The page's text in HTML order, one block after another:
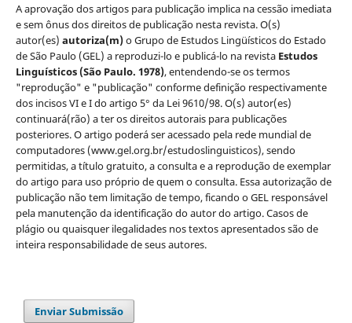
A aprovação dos artigos para publicação implica na cessão imediata
e sem ônus dos direitos de publicação nesta revista. O(s)
autor(es) autoriza(m)o Grupo de Estudos Lingüísticos do Estado
de São Paulo (GEL) a reproduzi-lo e publicá-lo na revista Estudos
Linguísticos(São Paulo. 1978), entendendo-se os termos
"reprodução" e "publicação" conforme definição respectivamente
dos incisos VI e I do artigo 5° da Lei 9610/98. O(s) autor(es)
continuará(rão) a ter os direitos autorais para publicações
posteriores. O artigo poderá ser acessado pela rede mundial de
computadores (www.gel.org.br/estudoslinguisticos), sendo
permitidas, a título gratuito, a consulta e a reprodução de exemplar
do artigo para uso próprio de quem o consulta. Essa autorização de
publicação não tem limitação de tempo, ficando o GEL responsável
pela manutenção da identificação do autor do artigo. Casos de
plágio ou quaisquer ilegalidades nos textos apresentados são de
inteira responsabilidade de seus autores.
Enviar Submissão